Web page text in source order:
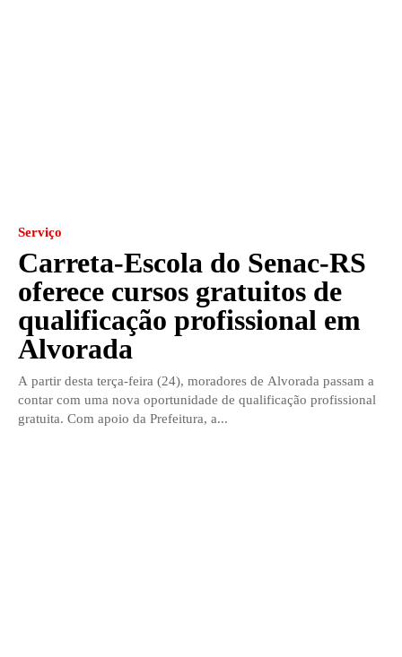
Serviço
Carreta-Escola do Senac-RS
oferece cursos gratuitos de
qualificação profissional em
Alvorada
A partir desta terça-feira (24), moradores de Alvorada passam a
contar com uma nova oportunidade de qualificação profissional
gratuita. Com apoio da Prefeitura, a...